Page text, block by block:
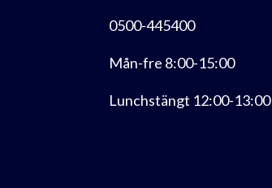
0500-445400
Mån-fre 8:00-15:00
Lunchstängt 12:00-13:00